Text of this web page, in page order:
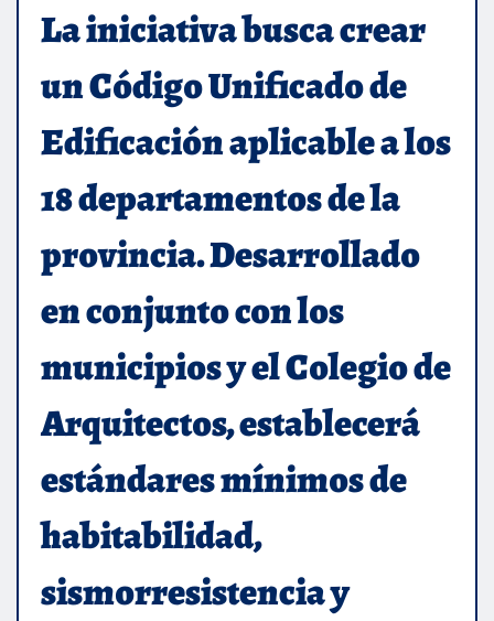
La iniciativa busca crear
un Código Unificado de
Edificación aplicable a los
18 departamentos de la
provincia. Desarrollado
en conjunto con los
municipios y el Colegio de
Arquitectos, establecerá
estándares mínimos de
habitabilidad,
sismorresistencia y